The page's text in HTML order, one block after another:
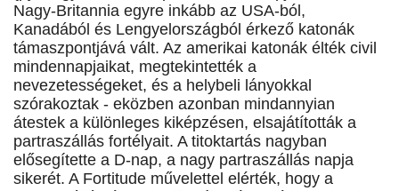
Nagy-Britannia egyre inkább az USA-ból,
Kanadából és Lengyelországból érkező katonák
támaszpontjává vált. Az amerikai katonák élték civil
mindennapjaikat, megtekintették a
nevezetességeket, és a helybeli lányokkal
szórakoztak - eközben azonban mindannyian
átestek a különleges kiképzésen, elsajátították a
partraszállás fortélyait. A titoktartás nagyban
elősegítette a D-nap, a nagy partraszállás napja
sikerét. A Fortitude művelettel elérték, hogy a